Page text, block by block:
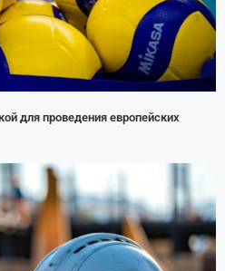
для проведения европейских